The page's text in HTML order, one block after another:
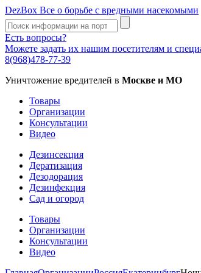
DezBox Все о борьбе с вредными насекомыми
Есть вопросы?
Можете задать их нашим посетителям и
8(968)478-77-39
Уничтожение вредителей в Москве и МО
Товары
Организации
Консультации
Видео
Дезинсекция
Дератизация
Дезодорация
Дезинфекция
Сад и огород
Товары
Организации
Консультации
Видео